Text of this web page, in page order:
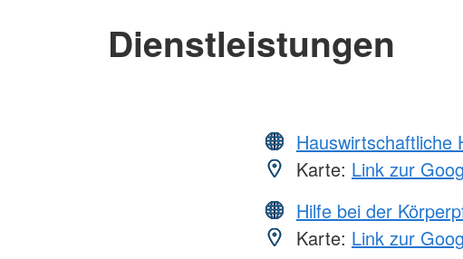
Dienstleistungen
Hauswirtschaftliche
Karte: Link zur
Hilfe bei der
Karte: Link zur